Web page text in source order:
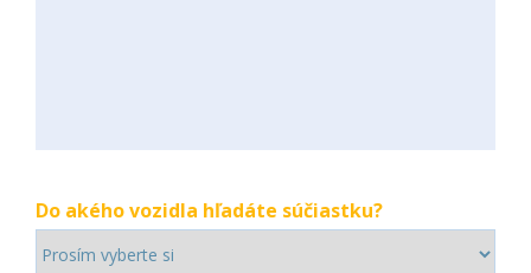
Do akého vozidla hľadáte súčiastku?